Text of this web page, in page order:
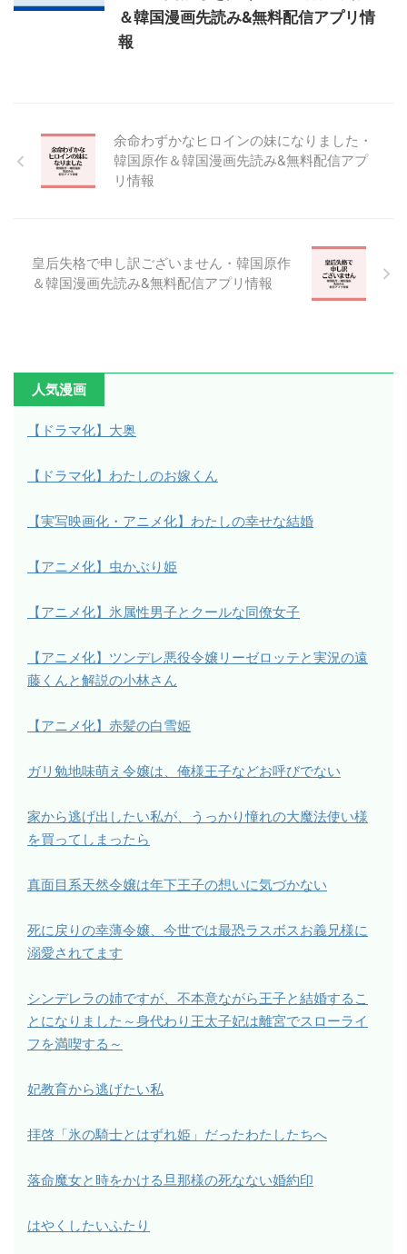
＆韓国漫画先読み&無料配信アプリ情
報
余命わずかなヒロインの妹になりました・
韓国原作＆韓国漫画先読み&無料配信アプ
リ情報
皇后失格で申し訳ございません・韓国原作
＆韓国漫画先読み&無料配信アプリ情報
人気漫画
【ドラマ化】大奥
【ドラマ化】わたしのお嫁くん
【実写映画化・アニメ化】わたしの幸せな結婚
【アニメ化】虫かぶり姫
【アニメ化】氷属性男子とクールな同僚女子
【アニメ化】ツンデレ悪役令嬢リーゼロッテと実況の遠
藤くんと解説の小林さん
【アニメ化】赤髪の白雪姫
ガリ勉地味萌え令嬢は、俺様王子などお呼びでない
家から逃げ出したい私が、うっかり憧れの大魔法使い様
を買ってしまったら
真面目系天然令嬢は年下王子の想いに気づかない
死に戻りの幸薄令嬢、今世では最恐ラスボスお義兄様に
溺愛されてます
シンデレラの姉ですが、不本意ながら王子と結婚するこ
とになりました～身代わり王太子妃は離宮でスローライ
フを満喫する～
妃教育から逃げたい私
拝啓「氷の騎士とはずれ姫」だったわたしたちへ
落命魔女と時をかける旦那様の死なない婚約印
はやくしたいふたり